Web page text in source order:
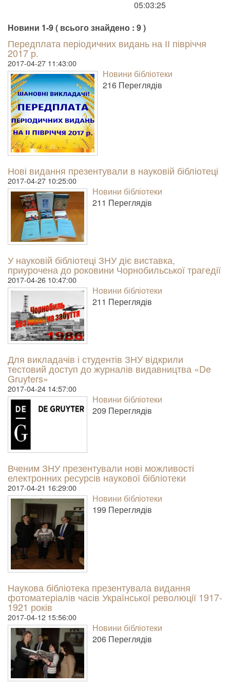
05:03:25
Новини 1-9 ( всього знайдено : 9 )
Передплата періодичних видань на ІІ півріччя
2017 р.
2017-04-27 11:43:00
Новини бібліотеки
216 Пере­гля­дів
Нові видання презентували в науковій бібліотеці
2017-04-27 10:25:00
Новини бібліотеки
211 Пере­гля­дів
У науковій бібліотеці ЗНУ діє виставка,
приурочена до роковини Чорнобильської трагедії
2017-04-26 10:47:00
Новини бібліотеки
211 Пере­гля­дів
Для викладачів і студентів ЗНУ відкрили
тестовий доступ до журналів видавництва «De
Gruyters»
2017-04-24 14:57:00
Новини бібліотеки
209 Пере­гля­дів
Вченим ЗНУ презентували нові можливості
електронних ресурсів наукової бібліотеки
2017-04-21 16:29:00
Новини бібліотеки
199 Пере­гля­дів
Наукова бібліотека презентувала видання
фотоматеріалів часів Української революції 1917-
1921 років
2017-04-12 15:56:00
Новини бібліотеки
206 Пере­гля­дів